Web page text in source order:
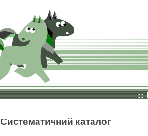
::
Систематичний каталог